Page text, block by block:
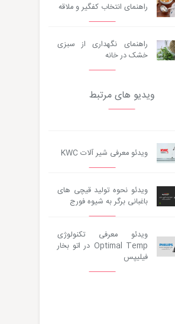
راهنمای انتخاب کفگیر و ملاقه
راهنمای نگهداری از سبزی
خشک در خانه
ویدیو های مرتبط
ویدئو معرفی شیر آلات KWC
ویدئو نحوه تولید قیچی های
باغبانی برگر به شیوه فورج
ویدئو معرفی تکنولوژی
Optimal Temp در اتو بخار
فیلیپس